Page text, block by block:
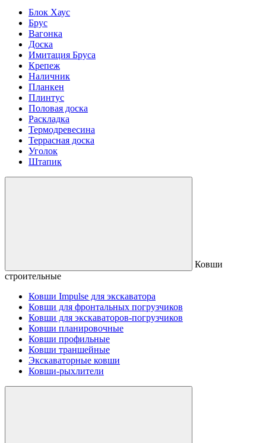
Блок Хаус
Брус
Вагонка
Доска
Имитация Бруса
Крепеж
Наличник
Планкен
Плинтус
Половая доска
Раскладка
Термодревесина
Террасная доска
Уголок
Штапик
Ковши
строительные
Ковши Impulse для экскаватора
Ковши для фронтальных погрузчиков
Ковши для экскаваторов-погрузчиков
Ковши планировочные
Ковши профильные
Ковши траншейные
Экскаваторные ковши
Ковши-рыхлители